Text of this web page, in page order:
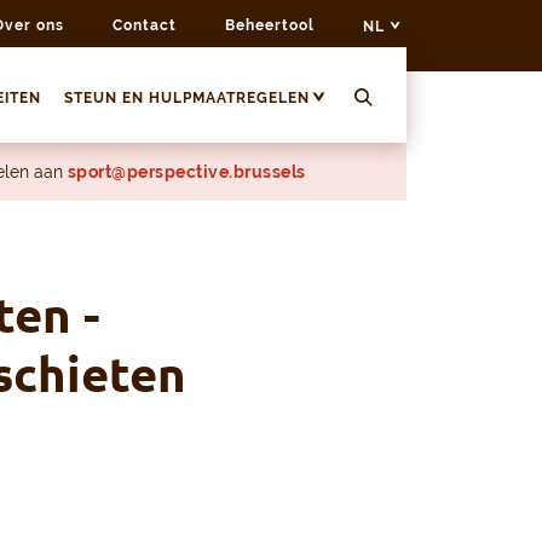
ons Contact Beheertool NL
STEUN EN HULPMAATREGELEN
aan sport@perspective.brussels
-